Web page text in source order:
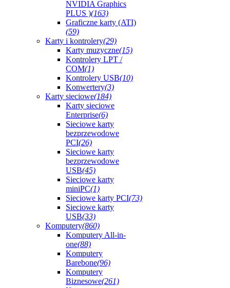
NVIDIA Graphics
PLUS )(163)
Graficzne karty (ATI)
(59)
Karty i kontrolery(29)
Karty muzyczne(15)
Kontrolery LPT /
COM(1)
Kontrolery USB(10)
Konwertery(3)
Karty sieciowe(184)
Karty sieciowe
Enterprise(6)
Sieciowe karty
bezprzewodowe
PCI(26)
Sieciowe karty
bezprzewodowe
USB(45)
Sieciowe karty
miniPC(1)
Sieciowe karty PCI(73)
Sieciowe karty
USB(33)
Komputery(860)
Komputery All-in-
one(88)
Komputery
Barebone(96)
Komputery
Biznesowe(261)